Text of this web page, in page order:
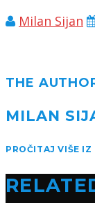
Milan Sijan
THE
MILAN
PROČITAJ VIŠE IZ